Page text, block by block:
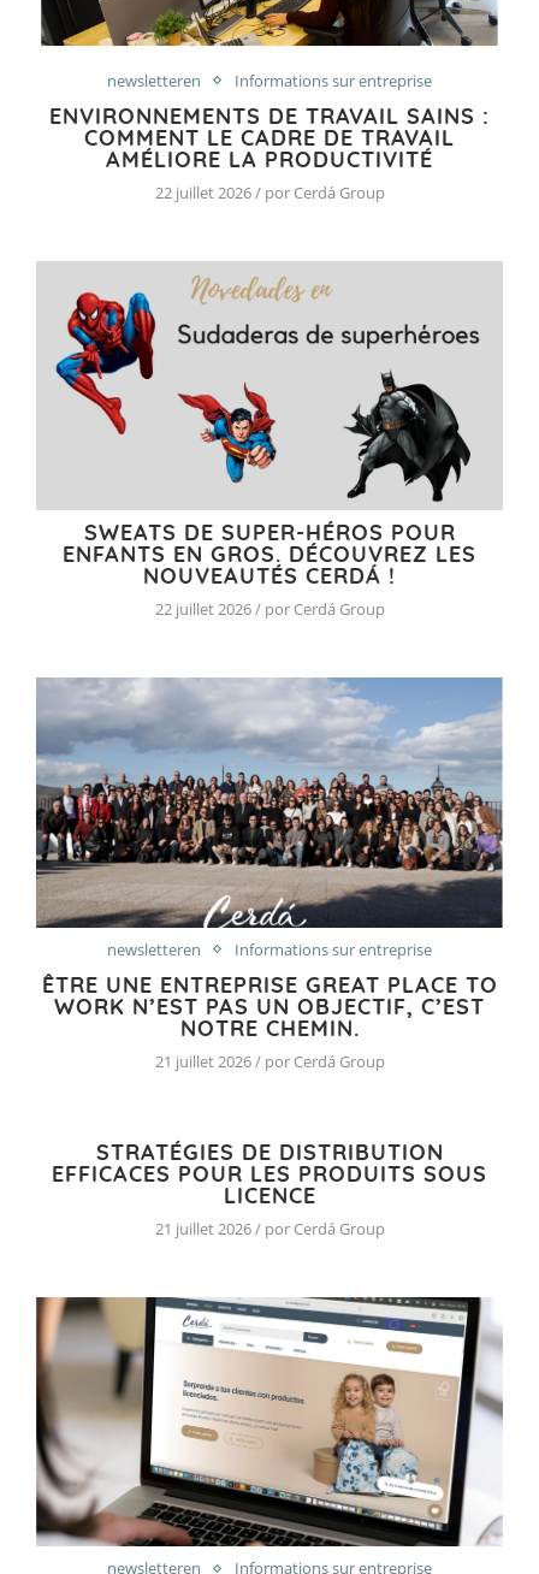
newsletteren Informations sur entreprise
ENVIRONNEMENTS DE TRAVAIL SAINS :
COMMENT LE CADRE DE TRAVAIL
AMÉLIORE LA PRODUCTIVITÉ
22 juillet 2026 / por Cerdá Group
SWEATS DE SUPER-HÉROS POUR
ENFANTS EN GROS. DÉCOUVREZ LES
NOUVEAUTÉS CERDÁ !
22 juillet 2026 / por Cerdá Group
newsletteren Informations sur entreprise
ÊTRE UNE ENTREPRISE GREAT PLACE TO
WORK N’EST PAS UN OBJECTIF, C’EST
NOTRE CHEMIN.
21 juillet 2026 / por Cerdá Group
STRATÉGIES DE DISTRIBUTION
EFFICACES POUR LES PRODUITS SOUS
LICENCE
21 juillet 2026 / por Cerdá Group
newsletteren Informations sur entreprise